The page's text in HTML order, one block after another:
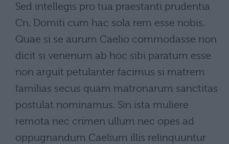
Sed intellegis pro tua praestanti prudentia
Cn. Domiti cum hac sola rem esse nobis.
Quae si se aurum Caelio commodasse non
dicit si venenum ab hoc sibi paratum esse
non arguit petulanter facimus si matrem
familias secus quam matronarum sanctitas
postulat nominamus. Sin ista muliere
remota nec crimen ullum nec opes ad
oppugnandum Caelium illis relinquuntur